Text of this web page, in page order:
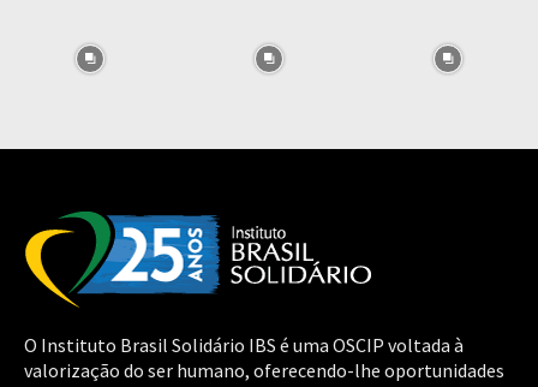
O Instituto Brasil Solidário IBS é uma OSCIP voltada à
valorização do ser humano, oferecendo-lhe oportunidades